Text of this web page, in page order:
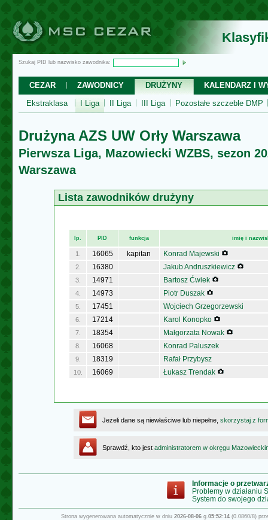
Szukaj PID lub nazwisko zawodnika:
CEZAR ZAWODNICY DRUŻYNY
KALENDARZ I
Ekstraklasa
I Liga II Liga III Liga Pozostałe szczeble DMP
Drużyna AZS UW Orły Warszawa
Pierwsza Liga, Mazowiecki WZBS, sezon
Warszawa
Lista zawodników drużyny
lp. PID funkcja imię i
1. 16065 kapitan Konrad Majewski
2. 16380 Jakub Andruszkiewicz
3. 14971 Bartosz Ćwiek
4. 14973 Piotr Duszak
5. 17451 Wojciech Grzegorzewski
6. 17214 Karol Konopko
7. 18354 Małgorzata Nowak
8. 16068 Konrad Paluszek
9. 18319 Rafał Przybysz
10. 16069 Łukasz Trendak
Jeżeli dane są niewłaściwe lub niepełne, skorzystaj z
Sprawdź, kto jest administratorem w okręgu
Informacje o
Problemy w działaniu
System do swojego
Strona wygenerowana automatycznie w dniu 2026-08-06g.05:52:14(0.0860/8)